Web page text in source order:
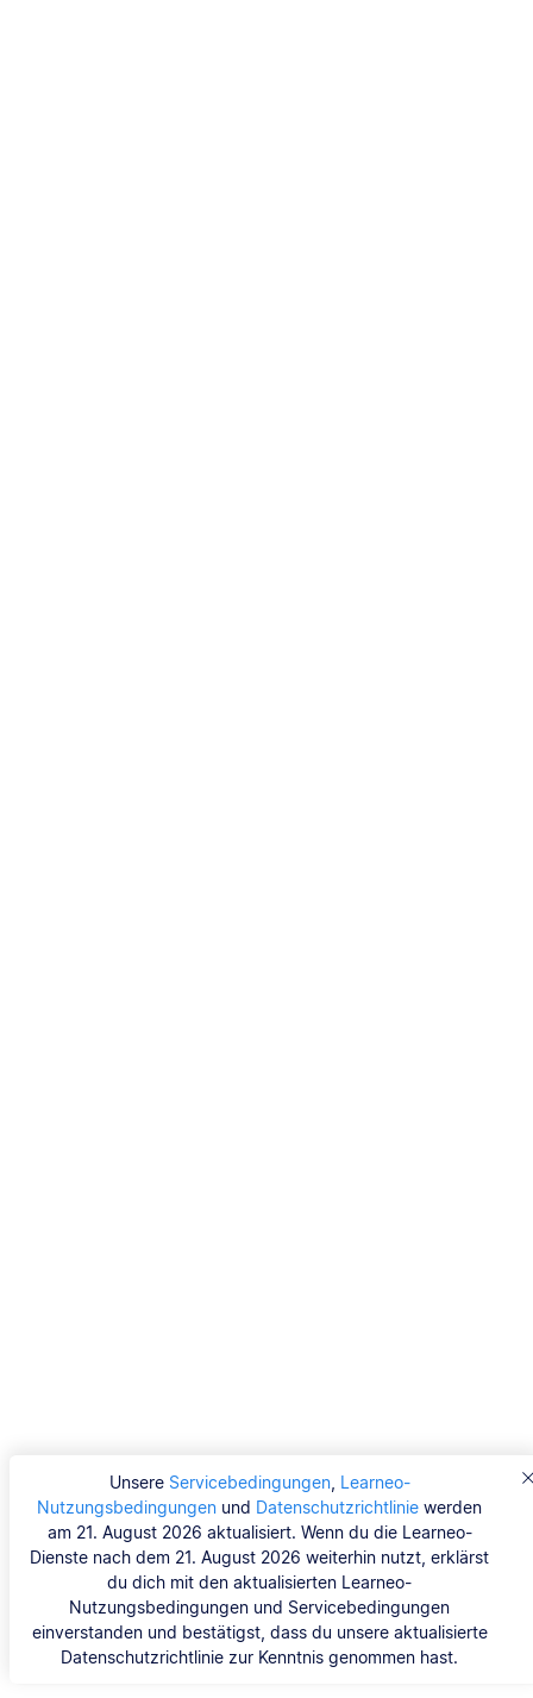
Unsere Servicebedingungen, Learneo-
Nutzungsbedingungen und Datenschutzrichtlinie werden
am 21. August 2026 aktualisiert. Wenn du die Learneo-
Dienste nach dem 21. August 2026 weiterhin nutzt, erklärst
du dich mit den aktualisierten Learneo-
Nutzungsbedingungen und Servicebedingungen
einverstanden und bestätigst, dass du unsere aktualisierte
Datenschutzrichtlinie zur Kenntnis genommen hast.